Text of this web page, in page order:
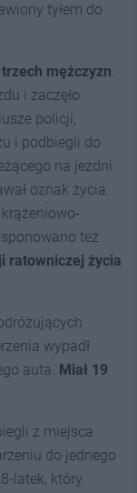
tyłem do
trzech mężczyzn.
i zaczęło
policji,
i podbiegli do
na jezdni
oznak życia.
też
ratowniczej życia
wypadł
auta. Miał 19
z miejsca
do jednego
latek, który